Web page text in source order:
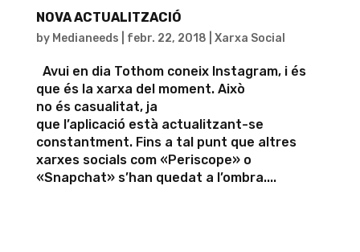
NOVA ACTUALITZACIÓ
by Medianeeds febr. 22, 2018 Xarxa Social
Avui en dia Tothom coneix Instagram, i és
que és la xarxa del moment. Això
no és casualitat, ja
que l’aplicació està actualitzant-se
constantment. Fins a tal punt que altres
xarxes socials com «Periscope» o
«Snapchat» s’han quedat a l’ombra....